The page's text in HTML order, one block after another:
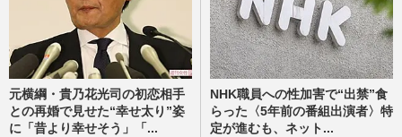
元横綱・貴乃花光司の初恋相手
との再婚で見せた“幸せ太り”姿
に「昔より幸せそう」「...
NHK職員への性加害で“出禁”食
らった〈5年前の番組出演者〉特
定が進むも、ネット...